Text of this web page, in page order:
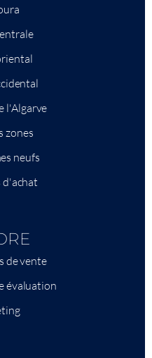
l'Algarve
zones
neufs
d'achat
de vente
évaluation